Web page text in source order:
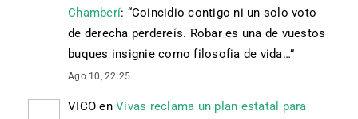
Chamberí: “Coincidio contigo ni un solo voto
de derecha perdereís. Robar es una de vuestos
buques insignie como filosofia de vida…”
Ago 10, 22:25
VICO en Vivas reclama un plan estatal para